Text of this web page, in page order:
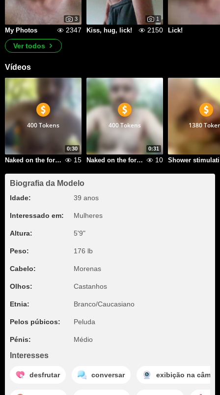
3
My Photos 2347
1
Kiss, hug, lick! 2150 Lick!
Ver todos
Vídeos
0:30
400 Tokens
Naked on the forest - standing 15
0:31
400 Tokens
Naked on the forest - sitting 10
1380
Biografia da Modelo
Idade: 39 anos
Interessado em: Mulheres
Altura: 5'9"
Peso: 176 lb
Cabelo: Morenas
Olhos: Castanhos
Etnia: Branco/Caucasiano
Pelos púbicos: Peluda
Pénis: Médio
Interesses
desfrutar conversar exibição na